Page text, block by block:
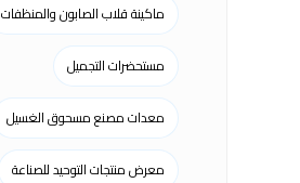
ماكينة قلاب الصابون والمنظفات
مستحضرات التجميل
معدات مصنع مسحوق الغسيل
معرض منتجات التوحيد للصناعة